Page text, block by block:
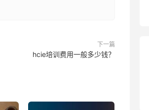
下一篇
hcie培训费用一般多少钱？